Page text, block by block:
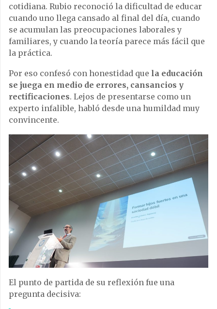
cotidiana. Rubio reconoció la dificultad de educar
cuando uno llega cansado al final del día, cuando
se acumulan las preocupaciones laborales y
familiares, y cuando la teoría parece más fácil que
la práctica.
Por eso confesó con honestidad que la educación
se juega en medio de errores, cansancios y
rectificaciones. Lejos de presentarse como un
experto infalible, habló desde una humildad muy
convincente.
El punto de partida de su reflexión fue una
pregunta decisiva: